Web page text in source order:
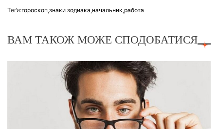
Теґи:гороскоп,знаки зодиака,начальник,работа
ВАМ ТАКОЖ МОЖЕ СПОДОБАТИСЯ